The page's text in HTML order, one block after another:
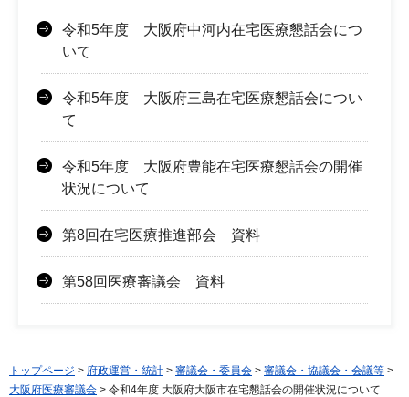
令和5年度 大阪府中河内在宅医療懇話会につ
いて
令和5年度 大阪府三島在宅医療懇話会につい
て
令和5年度 大阪府豊能在宅医療懇話会の開催
状況について
第8回在宅医療推進部会 資料
第58回医療審議会 資料
トップページ > 府政運営・統計 > 審議会・委員会 > 審議会・協議会・会議等 >
大阪府医療審議会 > 令和4年度 大阪府大阪市在宅懇話会の開催状況について